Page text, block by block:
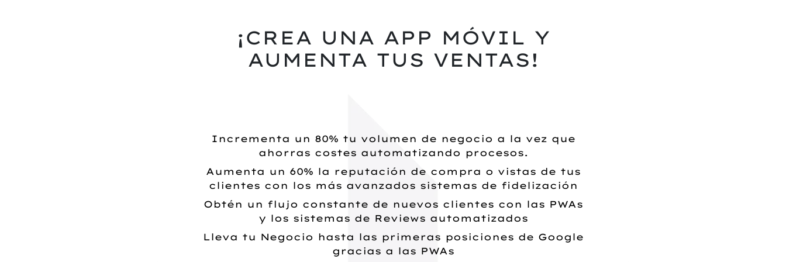
¡CREA UNA APP MÓVIL Y
AUMENTA TUS VENTAS!
Incrementa un 80% tu volumen de negocio a la vez que
ahorras costes automatizando procesos.
Aumenta un 60% la reputación de compra o vistas de tus
clientes con los más avanzados sistemas de fidelización
Obtén un flujo constante de nuevos clientes con las PWAs
y los sistemas de Reviews automatizados
Lleva tu Negocio hasta las primeras posiciones de Google
gracias a las PWAs